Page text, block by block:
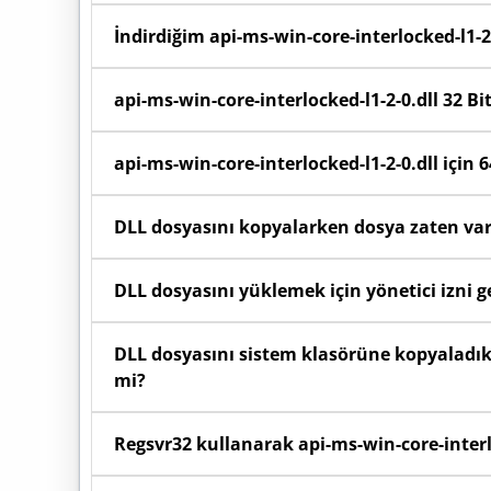
0.dll hatasıalırsınız.
olduğunu görebilirsiniz.
İndirdiğim api-ms-win-core-interlocked-l1-2-
menüden "Buraya Ayıkla" (Extract Here)
dosyayını açabilirsiniz.
api-ms-win-core-interlocked-l1-2-0.dll 32
C:\Windows\System32 klasörüne yükleyiniz.
api-ms-win-core-interlocked-l1-2-0.dll için
DLL’leri sorunsuz çalıştırır. 64 bit Windows
çözüm, yazılımın 32 bit versiyonunu indirip
DLL dosyasını kopyalarken dosya zaten
güvenle "Hedefteki Dosyayı Değiştir"
interlocked-l1-2-0.dll dosyasını yenilemiş
DLL dosyasını yüklemek için yönetici izni
DLL dosyasını sistem klasörüne
mi?
işleyebilmesi için dosyayı attıktan sonra
Regsvr32 kullanarak api-ms-win-core-